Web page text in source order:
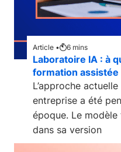
Article • 6 mins
Laboratoire IA : à
formation assistée
L’approche
entreprise a été
époque. Le
dans sa version